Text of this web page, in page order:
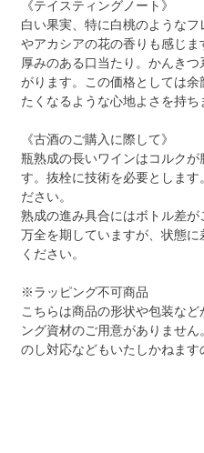
《テイスティングノート》
白い果実、特に白桃のような
やアカシアの花の香りも感じ
厚みのある口当たり。かんき
がります。この価格としては
たくなるような心地よさを持ち
《古酒のご購入に際して》
瓶熟成の長いワインはコルク
す。抜栓に技術を必要とします
ださい。
熟成の進み具合にはボトル差
万全を期していますが、状態
ください。
※ラッピング不可商品
こちらは商品の形状や包装な
ング資材のご用意がありません。
のし対応などもいたしかねます